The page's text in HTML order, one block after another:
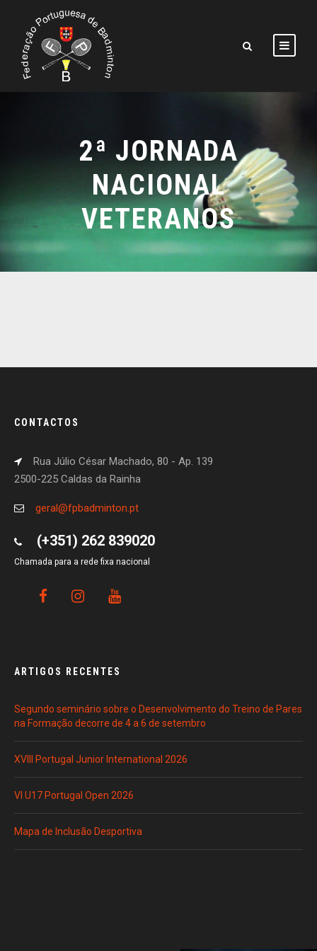
2ª JORNADA
NACIONAL
VETERANOS
CONTACTOS
Rua Júlio César Machado, 80 - Ap. 139
2500-225 Caldas da Rainha
geral@fpbadminton.pt
(+351) 262 839020
Chamada para a rede fixa nacional
ARTIGOS RECENTES
Segundo seminário sobre o Desenvolvimento do Treino de Pares
na Formação decorre de 4 a 6 de setembro
XVIII Portugal Junior International 2026
VI U17 Portugal Open 2026
Mapa de Inclusão Desportiva